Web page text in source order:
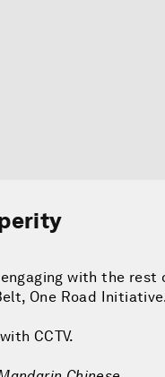
with the
One Road
CCTV.